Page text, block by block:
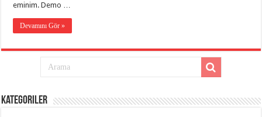
eminim. Demo …
Devamını Gör »
Kategoriler